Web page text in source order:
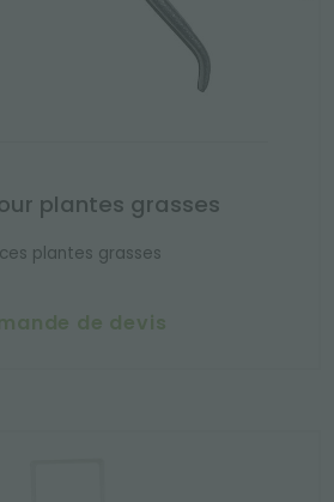
plantes grasses
plantes grasses
de devis